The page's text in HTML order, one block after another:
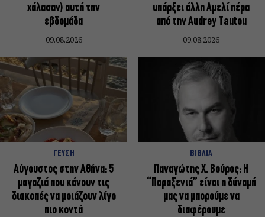
χάλασαν) αυτή την
εβδομάδα
09.08.2026
υπάρξει άλλη Αμελί πέρα
από την Audrey Tautou
09.08.2026
ΓΕΥΣΗ
Αύγουστος στην Αθήνα: 5
μαγαζιά που κάνουν τις
διακοπές να μοιάζουν λίγο
πιο κοντά
ΒΙΒΛΙΑ
Παναγώτης Χ. Βούρος: Η
“Παραξενιά” είναι η δύναμή
μας να μπορούμε να
διαφέρουμε